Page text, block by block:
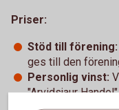
Priser:
Stöd till förening:
ges till den
Personlig vinst:
"Arvidsjaur